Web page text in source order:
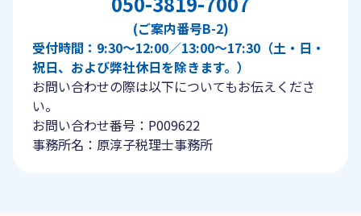
(ご案内番号B-2)
受付時間：9:30〜12:00／13:00〜17:30（土・日・
祝日、および弊社休日を除きます。）
お問い合わせの際は以下についてもお伝えくださ
い。
お問い合わせ番号：P009622
事務所名：原淳子税理士事務所